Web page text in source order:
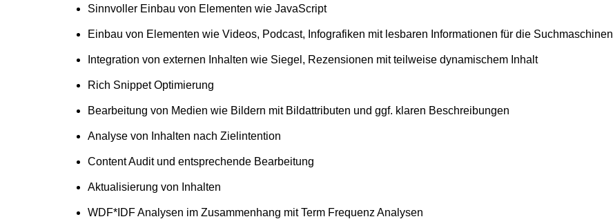
Sinnvoller Einbau von Elementen wie JavaScript
Einbau von Elementen wie Videos, Podcast, Infografiken mit lesbaren Informationen für die Suchmaschinen
Integration von externen Inhalten wie Siegel, Rezensionen mit teilweise dynamischem Inhalt
Rich Snippet Optimierung
Bearbeitung von Medien wie Bildern mit Bildattributen und ggf. klaren Beschreibungen
Analyse von Inhalten nach Zielintention
Content Audit und entsprechende Bearbeitung
Aktualisierung von Inhalten
WDF*IDF Analysen im Zusammenhang mit Term Frequenz Analysen